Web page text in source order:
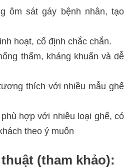
ôm sát gáy bệnh nhân, tạo
hoạt, cố định chắc chắn.
thấm, kháng khuẩn và dễ
thích với nhiều mẫu ghế
hợp với nhiều loại ghế, có
theo ý muốn
(tham khảo):